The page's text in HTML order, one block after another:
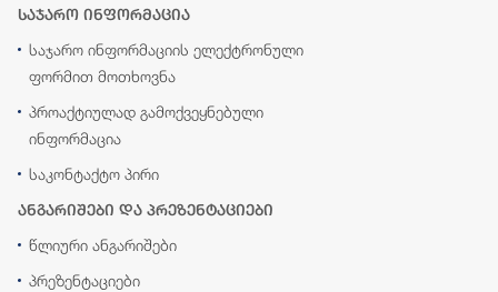
საჯარო ინფორმაცია
საჯარო ინფორმაციის ელექტრონული
ფორმით მოთხოვნა
პროაქტიულად გამოქვეყნებული
ინფორმაცია
საკონტაქტო პირი
ანგარიშები და პრეზენტაციები
წლიური ანგარიშები
პრეზენტაციები